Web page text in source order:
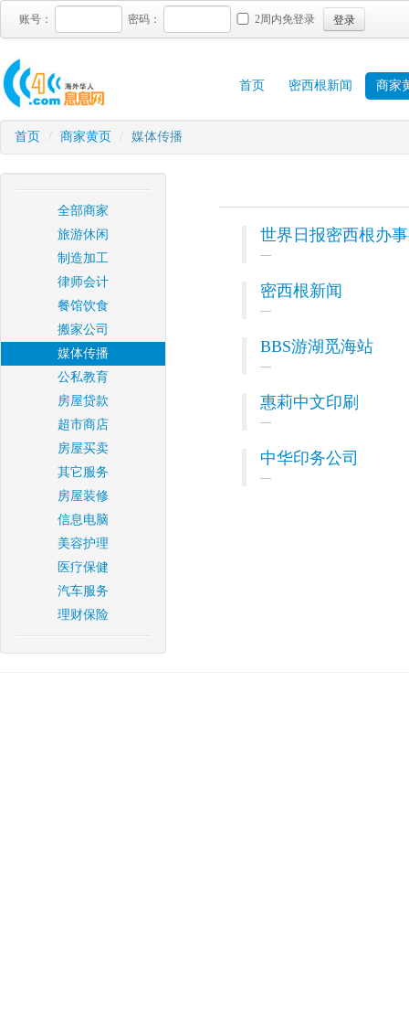
账号： 密码： 2周内免登录 登录
首页 密西根新闻 商家
首页 / 商家黄页 / 媒体传播
全部商家
旅游休闲
制造加工
律师会计
餐馆饮食
搬家公司
媒体传播
公私教育
房屋贷款
超市商店
房屋买卖
其它服务
房屋装修
信息电脑
美容护理
医疗保健
汽车服务
理财保险
世界日报密西根办
密西根新闻
BBS游湖觅海站
惠莉中文印刷
中华印务公司